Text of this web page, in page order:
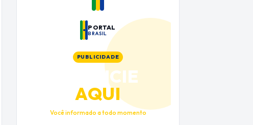
PORTAL
BRASIL
PUBLICIDADE
ANUNCIE
AQUI
Você informado a todo momento